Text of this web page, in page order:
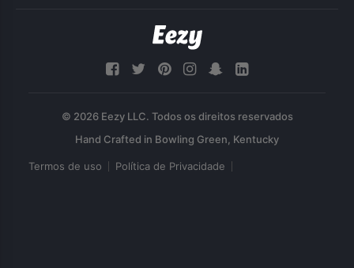
© 2026 Eezy LLC. Todos os direitos reservados
Termos de uso Política de Privacidade